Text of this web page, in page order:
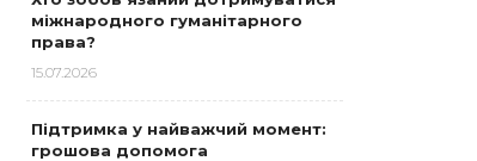
міжнародного гуманітарного
права?
15.07.2026
Підтримка у найважчий момент:
грошова допомога